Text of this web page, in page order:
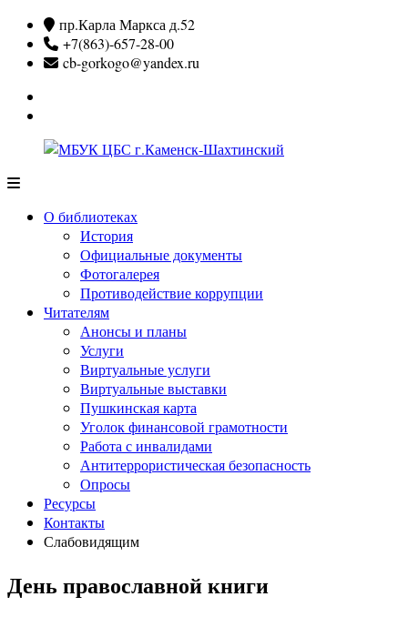
Перейти
содержимому
пр.Карла Маркса д.52
+7(863)-657-28-00
cb-gorkogo@yandex.ru
ЦБС
г.Каменск-
Шахтинский
О библиотеках
История
Официальные документы
Фотогалерея
Противодействие коррупции
Читателям
Анонсы и планы
Услуги
Виртуальные услуги
Виртуальные выставки
Пушкинская карта
Уголок финансовой грамотности
Работа с инвалидами
Антитеррористическая безопасность
Опросы
Ресурсы
Контакты
Слабовидящим
День православной книги